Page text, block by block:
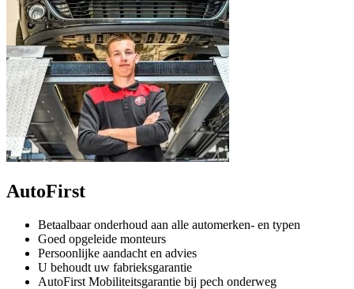
AutoFirst
Betaalbaar onderhoud aan alle automerken- en typen
Goed opgeleide monteurs
Persoonlijke aandacht en advies
U behoudt uw fabrieksgarantie
AutoFirst Mobiliteitsgarantie bij pech onderweg